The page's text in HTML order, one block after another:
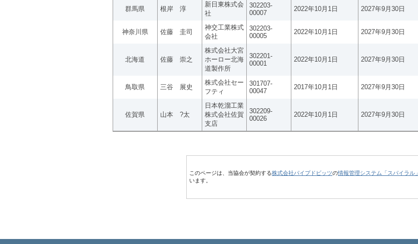
群馬県 根岸 淳
新日東株式会
社
302203-
00007
2022年10月1日 2027年9月30日
神奈川県 佐藤 圭司
神交工業株式
会社
302203-
00005
2022年10月1日 2027年9月30日
北海道 佐藤 崇之
株式会社大宮
ホーロー北海
道製作所
302201-
00001
2022年10月1日 2027年9月30日
鳥取県 三谷 展史
株式会社セー
フティ
301707-
00047
2017年10月1日 2027年9月30日
佐賀県 山本 ?太
日本乾溜工業
株式会社佐賀
支店
302209-
00026
2022年10月1日 2027年9月30日
このページは、当協会が契約する株式会社パイプドビッツの情報管理システム「スパイラル」
います。